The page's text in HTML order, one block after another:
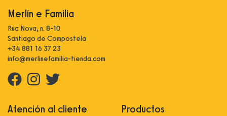
Merlín e Familia
Rúa Nova, n. 8-10
Santiago de Compostela
+34 881 16 37 23
info@merlinefamilia-tienda.com
Atención al cliente Productos